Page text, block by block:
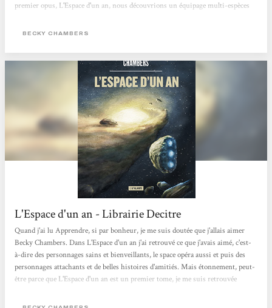
premier opus, L'Espace d'un an, nous découvrions un équipage multi-espèces
voyage spatial. Quant au second livre, Libration, il s'intéressait à une
illégale. Avec ce troisième ouvrage, nous découvrons...
BECKY CHAMBERS
L'Espace d'un an - Librairie Decitre
Quand j'ai lu Apprendre, si par bonheur, je me suis doutée que j'allais aimer
Becky Chambers. Dans L'Espace d'un an j'ai retrouvé ce que j'avais aimé, c'est-
à-dire des personnages sains et bienveillants, le space opéra aussi et puis des
personnages attachants et de belles histoires d'amitiés. Mais étonnement, peut-
être parce que L'Espace d'un an est un premier tome, je me suis retrouvée
ne soit pas la base de ses récits mais plutôt l'ambiance et les personnages. Ce qui